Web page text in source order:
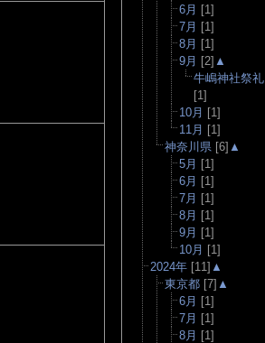
6月 [1]
7月 [1]
8月 [1]
9月 [2] ▲
牛嶋神社祭礼
[1]
10月 [1]
11月 [1]
神奈川県 [6] ▲
5月 [1]
6月 [1]
7月 [1]
8月 [1]
9月 [1]
10月 [1]
2024年 [11] ▲
東京都 [7] ▲
6月 [1]
7月 [1]
8月 [1]